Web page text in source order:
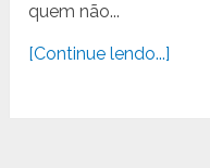
quem não...
[Continue lendo...]